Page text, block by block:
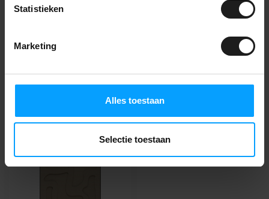
Statistieken
Marketing
Alles toestaan
Selectie toestaan
Jarno adviseert je graag! Bel naar
Recent bekeken
NIEUW!